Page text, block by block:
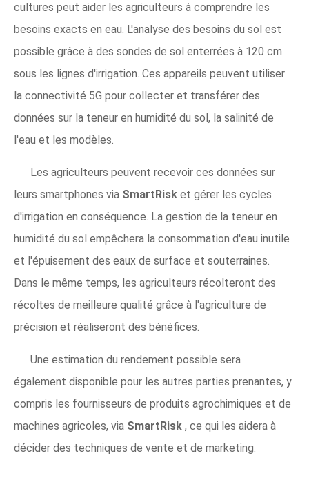
cultures peut aider les agriculteurs à comprendre les
besoins exacts en eau. L'analyse des besoins du sol est
possible grâce à des sondes de sol enterrées à 120 cm
sous les lignes d'irrigation. Ces appareils peuvent utiliser
la connectivité 5G pour collecter et transférer des
données sur la teneur en humidité du sol, la salinité de
l'eau et les modèles.
Les agriculteurs peuvent recevoir ces données sur
leurs smartphones via SmartRisk et gérer les cycles
d'irrigation en conséquence. La gestion de la teneur en
humidité du sol empêchera la consommation d'eau inutile
et l'épuisement des eaux de surface et souterraines.
Dans le même temps, les agriculteurs récolteront des
récoltes de meilleure qualité grâce à l'agriculture de
précision et réaliseront des bénéfices.
Une estimation du rendement possible sera
également disponible pour les autres parties prenantes, y
compris les fournisseurs de produits agrochimiques et de
machines agricoles, via SmartRisk , ce qui les aidera à
décider des techniques de vente et de marketing.